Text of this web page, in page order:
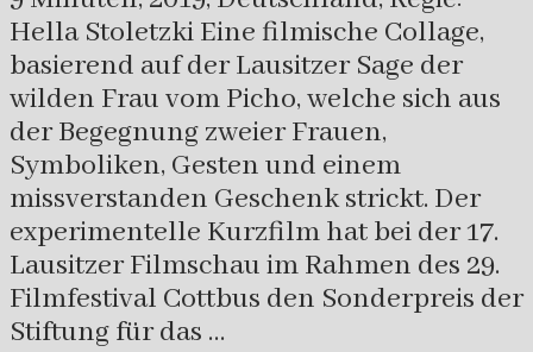
Hella Stoletzki Eine filmische Collage,
basierend auf der Lausitzer Sage der
wilden Frau vom Picho, welche sich aus
der Begegnung zweier Frauen,
Symboliken, Gesten und einem
missverstanden Geschenk strickt. Der
experimentelle Kurzfilm hat bei der 17.
Lausitzer Filmschau im Rahmen des 29.
Filmfestival Cottbus den Sonderpreis der
Stiftung für das …